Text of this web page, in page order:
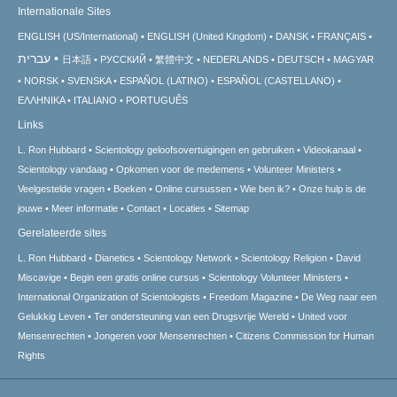
Internationale Sites
ENGLISH (US/International) ENGLISH (United Kingdom) DANSK FRANÇAIS
עברית 日本語 РУССКИЙ 繁體中文 NEDERLANDS DEUTSCH
MAGYAR
NORSK
SVENSKA ESPAÑOL (LATINO)
ESPAÑOL (CASTELLANO)
ΕΛΛΗΝΙΚA
ITALIANO PORTUGUÊS
Links
L. Ron Hubbard Scientology geloofsovertuigingen en gebruiken
Videokanaal
Scientology vandaag
Opkomen voor de medemens
Volunteer Ministers
Veelgestelde vragen
Boeken Online cursussen Wie ben ik?
Onze hulp is de
jouwe
Meer informatie Contact Locaties Sitemap
Gerelateerde sites
L. Ron Hubbard Dianetics Scientology Network Scientology Religion
David
Miscavige
Begin een gratis online cursus
Scientology Volunteer Ministers
International Organization of Scientologists
Freedom Magazine
De Weg naar een
Gelukkig Leven
Ter ondersteuning van een Drugsvrije Wereld
United voor
Mensenrechten
Jongeren voor Mensenrechten
Citizens Commission for Human
Rights